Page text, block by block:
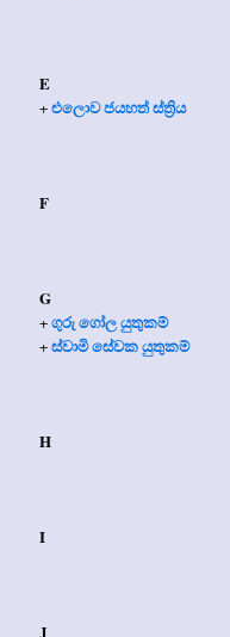
E
+එලොව ජයහත් ස්ත්‍රිය
F
G
+ගුරු ගෝල යුතුකම්
+ස්වාමි සේවක යුතුකම්
H
I
J